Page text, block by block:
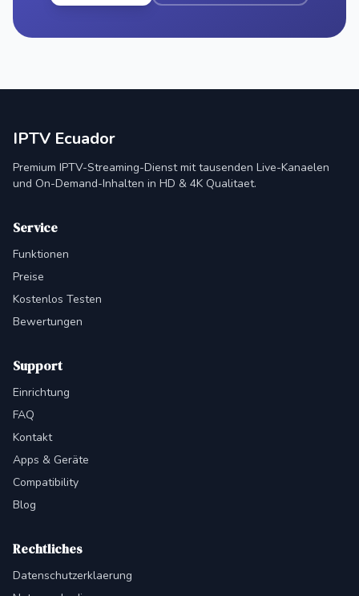
IPTV Ecuador
Premium IPTV-Streaming-Dienst mit tausenden Live-Kanaelen
und On-Demand-Inhalten in HD & 4K Qualitaet.
Service
Funktionen
Preise
Kostenlos Testen
Bewertungen
Support
Einrichtung
FAQ
Kontakt
Apps & Geräte
Compatibility
Blog
Rechtliches
Datenschutzerklaerung